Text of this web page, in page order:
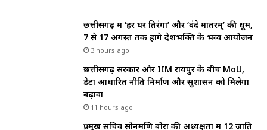
छत्तीसगढ़ में ‘हर घर तिरंगा’ और ‘वंदे मातरम्’ की धूम,
7 से 17 अगस्त तक होंगे देशभक्ति के भव्य आयोजन
3 hours ago
छत्तीसगढ़ सरकार और IIM रायपुर के बीच MoU,
डेटा आधारित नीति निर्माण और सुशासन को मिलेगा
बढ़ावा
11 hours ago
प्रमुख सचिव सोनमणि बोरा की अध्यक्षता में 12 जाति